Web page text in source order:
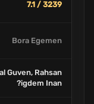
7.1 / 3239
Bora Egemen
Guven, Rahsan
?igdem Inan